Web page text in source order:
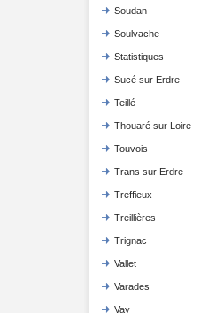
Soudan
Soulvache
Statistiques
Sucé sur Erdre
Teillé
Thouaré sur Loire
Touvois
Trans sur Erdre
Treffieux
Treillières
Trignac
Vallet
Varades
Vay